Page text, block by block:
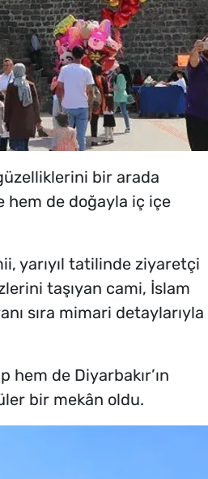
bir arada
hem de doğayla iç içe
yarıyıl tatilinde ziyaretçi
taşıyan cami, İslam
sıra mimari detaylarıyla
hem de Diyarbakır’ın
bir mekân oldu.